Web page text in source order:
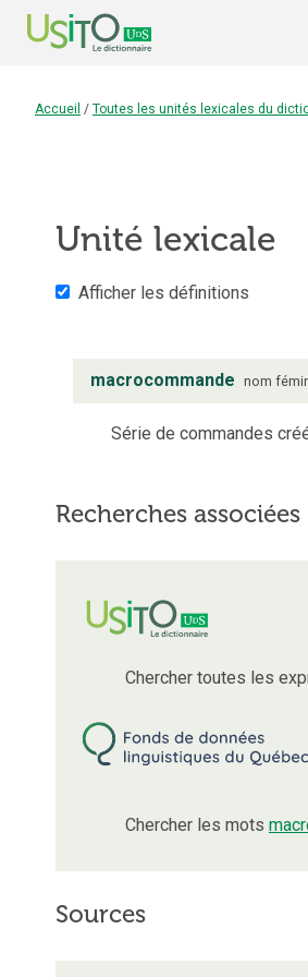
Accueil / Toutes les unités lexicales du
Unité lexicale
Afficher les définitions
macrocommande nom
Série de commandes
Recherches associées
Chercher toutes les
Chercher les mots
Sources